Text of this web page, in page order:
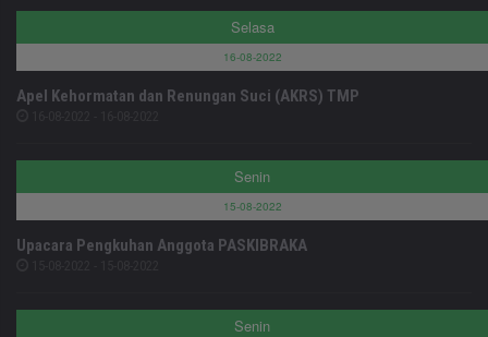
Selasa
16-08-2022
Apel Kehormatan dan Renungan Suci (AKRS) TMP
Senin
15-08-2022
Upacara Pengkuhan Anggota PASKIBRAKA
Senin